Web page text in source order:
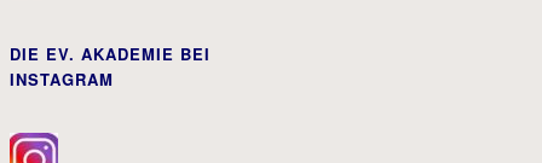
DIE EV. AKADEMIE BEI
INSTAGRAM